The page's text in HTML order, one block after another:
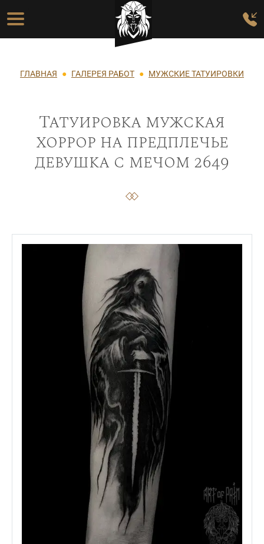
Перейти к основному содержанию
Основная навигация
Строка навигации
ГЛАВНАЯ ГАЛЕРЕЯ РАБОТ МУЖСКИЕ ТАТУИРОВКИ
Татуировка мужская
хоррор на предплечье
девушка с мечом 2649